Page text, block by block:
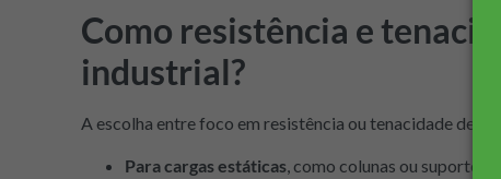
Como resistência e
industrial?
A escolha entre foco em resistência ou tenacidade
Para cargas estáticas , como colunas ou suportes